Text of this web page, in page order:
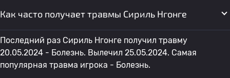
Как часто получает травмы Сириль Нгонге
Последний раз Сириль Нгонге получил травму
20.05.2024 - Болезнь. Вылечил 25.05.2024. Самая
популярная травма игрока - Болезнь.